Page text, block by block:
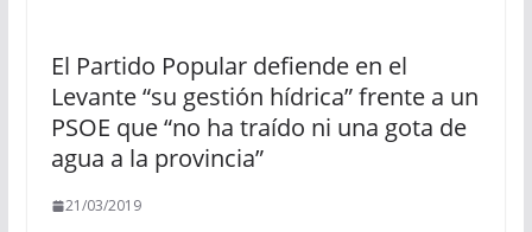
El Partido Popular defiende en el
Levante “su gestión hídrica” frente a un
PSOE que “no ha traído ni una gota de
agua a la provincia”
21/03/2019